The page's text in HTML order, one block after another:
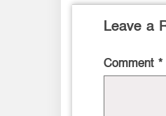
Leave a
Comment *